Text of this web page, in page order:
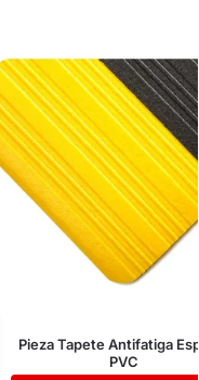
Pieza Tapete Antifatiga
PVC